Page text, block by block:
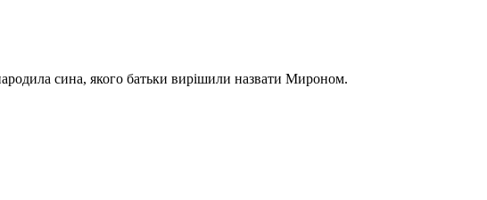
сина, якого батьки вирішили назвати Мироном.